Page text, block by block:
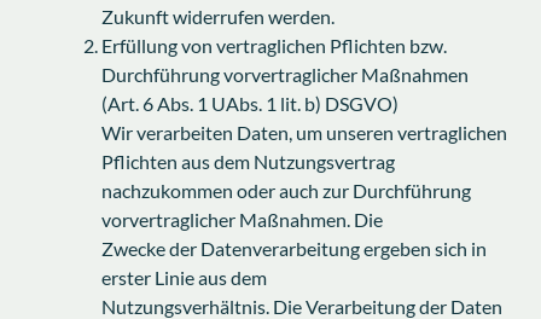
Zukunft widerrufen werden.
Erfüllung von vertraglichen Pflichten bzw.
Durchführung vorvertraglicher Maßnahmen
(Art. 6 Abs. 1 UAbs. 1 lit. b) DSGVO)
Wir verarbeiten Daten, um unseren vertraglichen
Pflichten aus dem Nutzungsvertrag
nachzukommen oder auch zur Durchführung
vorvertraglicher Maßnahmen. Die
Zwecke der Datenverarbeitung ergeben sich in
erster Linie aus dem
Nutzungsverhältnis. Die Verarbeitung der Daten